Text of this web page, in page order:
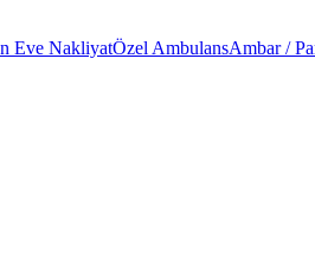
Eve NakliyatÖzel AmbulansAmbar /